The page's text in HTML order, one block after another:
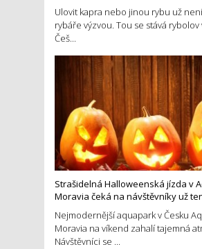
Ulovit kapra nebo jinou rybu už
rybáře výzvou. Tou se stává rybolov
Češ...
Strašidelná Halloweenská jízda v
Moravia čeká na návštěvníky už
Nejmodernější aquapark v Česku
Moravia na víkend zahalí tajemná
Návštěvníci se ...